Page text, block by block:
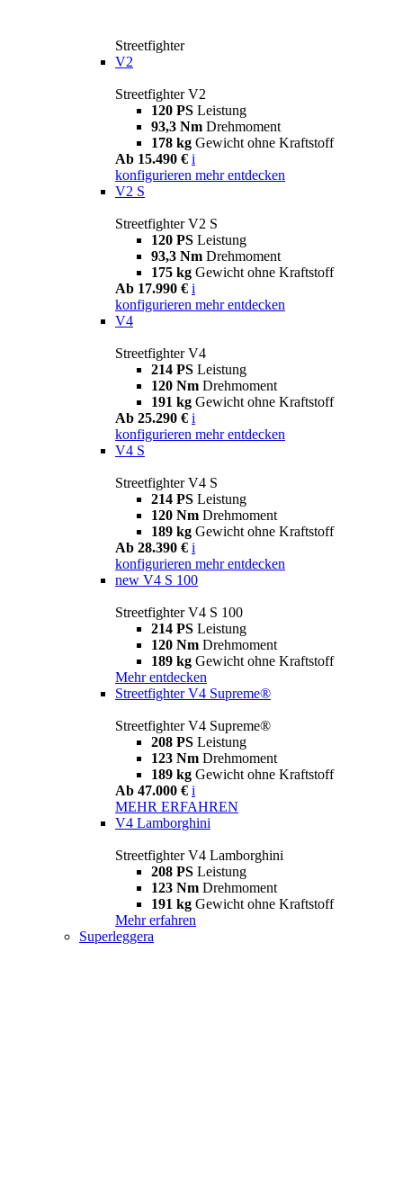
Streetfighter
V2
Streetfighter V2
120 PS Leistung
93,3 Nm Drehmoment
178 kg Gewicht ohne Kraftstoff
Ab 15.490 € i
konfigurieren mehr entdecken
V2 S
Streetfighter V2 S
120 PS Leistung
93,3 Nm Drehmoment
175 kg Gewicht ohne Kraftstoff
Ab 17.990 € i
konfigurieren mehr entdecken
V4
Streetfighter V4
214 PS Leistung
120 Nm Drehmoment
191 kg Gewicht ohne Kraftstoff
Ab 25.290 € i
konfigurieren mehr entdecken
V4 S
Streetfighter V4 S
214 PS Leistung
120 Nm Drehmoment
189 kg Gewicht ohne Kraftstoff
Ab 28.390 € i
konfigurieren mehr entdecken
new V4 S 100
Streetfighter V4 S 100
214 PS Leistung
120 Nm Drehmoment
189 kg Gewicht ohne Kraftstoff
Mehr entdecken
Streetfighter V4 Supreme®
Streetfighter V4 Supreme®
208 PS Leistung
123 Nm Drehmoment
189 kg Gewicht ohne Kraftstoff
Ab 47.000 € i
MEHR ERFAHREN
V4 Lamborghini
Streetfighter V4 Lamborghini
208 PS Leistung
123 Nm Drehmoment
191 kg Gewicht ohne Kraftstoff
Mehr erfahren
Superleggera